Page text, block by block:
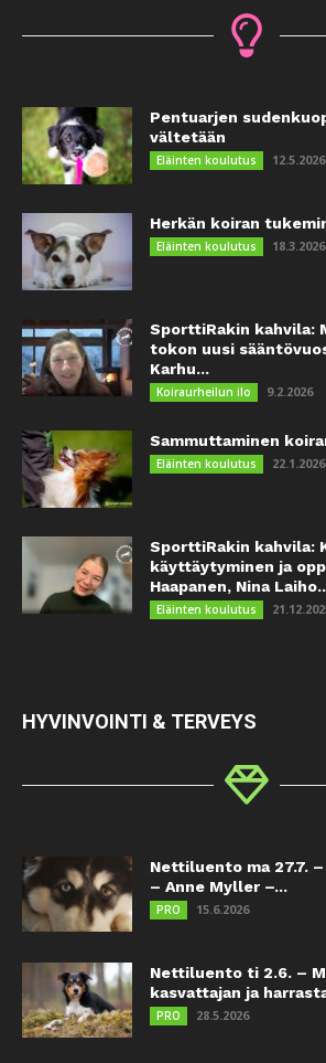
Pentuarjen
vältetään
Eläinten koulutus 12.5.2026
Herkän koiran
Eläinten koulutus 18.3.2026
SporttiRakin kahvila:
tokon uusi
Karhu...
Koiraurheilun ilo 9.2.2026
Sammuttaminen
Eläinten koulutus 22.1.2026
SporttiRakin kahvila:
käyttäytyminen ja
Haapanen, Nina
Eläinten koulutus
HYVINVOINTI & TERVEYS
Nettiluento ma 27.7.
– Anne Myller –...
PRO 15.6.2026
Nettiluento ti 2.6. –
kasvattajan ja
PRO 28.5.2026